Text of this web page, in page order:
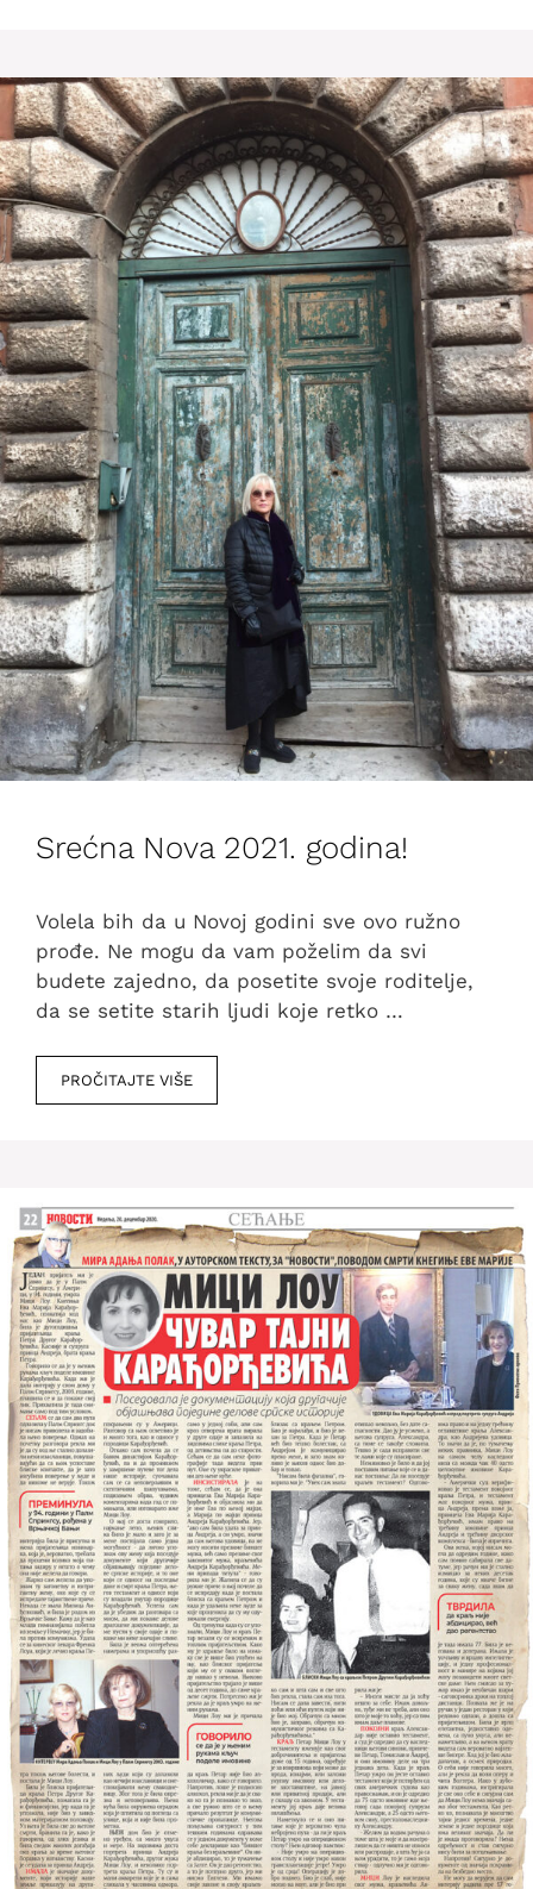
Srećna Nova 2021. godina!
Volela bih da u Novoj godini sve ovo ružno
prođe. Ne mogu da vam poželim da svi
budete zajedno, da posetite svoje roditelje,
da se setite starih ljudi koje retko …
PROČITAJTE VIŠE